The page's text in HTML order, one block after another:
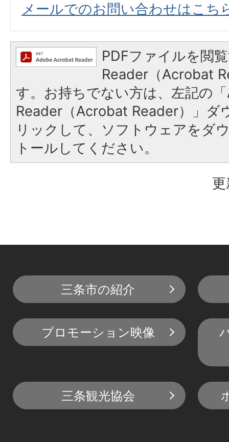
メールでのお問い合わせはこち
PDFファイルを閲
Reader（Acrobat
す。お持ちでない方は、左記の
Reader（Acrobat Reader）」ダ
リックして、ソフトウェアをダ
トールしてください。
三条市の紹介
プロモーション映像
三条観光協会